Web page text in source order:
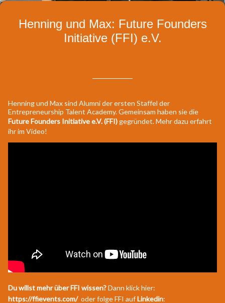
Henning und Max: Future Founders
Initiative (FFI) e.V.
Henning und Max sind Alumni der ersten Staffel der
Entrepreneurship Talent Academy. Gemeinsam haben sie die
Future Founders Initiative e.V. (FFI)gegründet. Mehr dazu erfahrt
ihr im Video!
Du willst mehr über FFI wissen?Dann klick hier:
https://ffievents.com/oder folge FFI aufLinkedin: